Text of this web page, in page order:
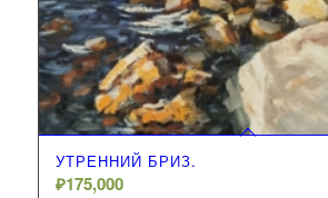
УТРЕННИЙ БРИЗ.
₽175,000